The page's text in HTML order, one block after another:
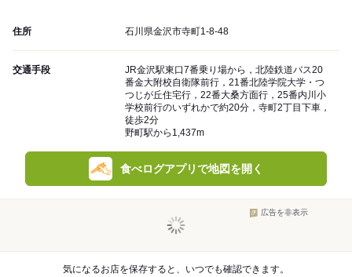
住所 石川県金沢市寺町1-8-48
交通手段
JR金沢駅東口7番乗り場から，北陸鉄道バス20
番金大附校自衛隊前行，21番北陸学院大学・つ
つじが丘住宅行，22番大桑方面行，25番内川小
学校前行のいずれかで約20分，寺町2丁目下車，
徒歩2分
野町駅から1,437m
食べログアプリで地図を開く
広告を非表示
気になるお店を保存すると、いつでも確認できます。